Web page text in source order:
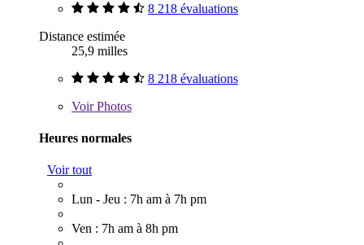
8 218 évaluations
Distance estimée
25,9 milles
8 218 évaluations
VoirPhotos
Heures normales
Voir tout
Lun - Jeu : 7h am à 7h pm
Ven : 7h am à 8h pm